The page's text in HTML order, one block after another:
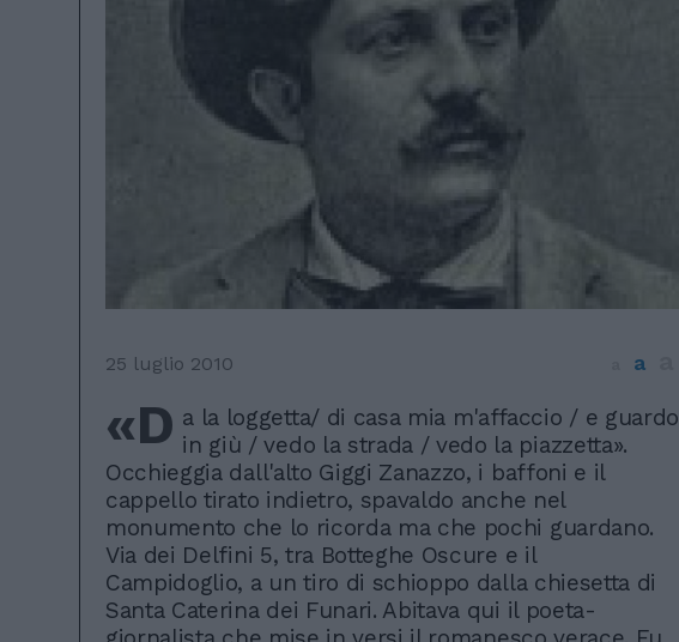
25 luglio 2010 a
«D a la loggetta/ di casa mia m'affaccio / e guardo
in giù / vedo la strada / vedo la piazzetta».
Occhieggia dall'alto Giggi Zanazzo, i baffoni e il
cappello tirato indietro, spavaldo anche nel
monumento che lo ricorda ma che pochi guardano.
Via dei Delfini 5, tra Botteghe Oscure e il
Campidoglio, a un tiro di schioppo dalla chiesetta di
Santa Caterina dei Funari. Abitava qui il poeta-